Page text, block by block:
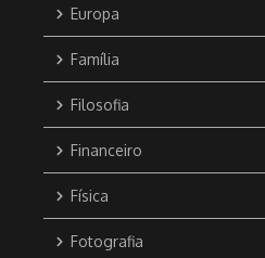
Europa
Família
Filosofia
Financeiro
Física
Fotografia